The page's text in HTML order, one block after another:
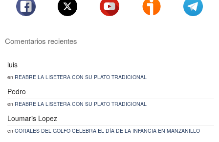
Comentarios recientes
luis
en REABRE LA LISETERA CON SU PLATO TRADICIONAL
Pedro
en REABRE LA LISETERA CON SU PLATO TRADICIONAL
Loumaris Lopez
en CORALES DEL GOLFO CELEBRA EL DÍA DE LA INFANCIA EN MANZANILLO